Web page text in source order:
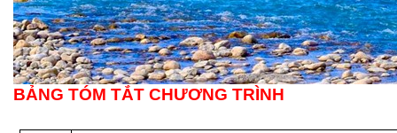
BẢNG TÓM TẮT CHƯƠNG TRÌNH